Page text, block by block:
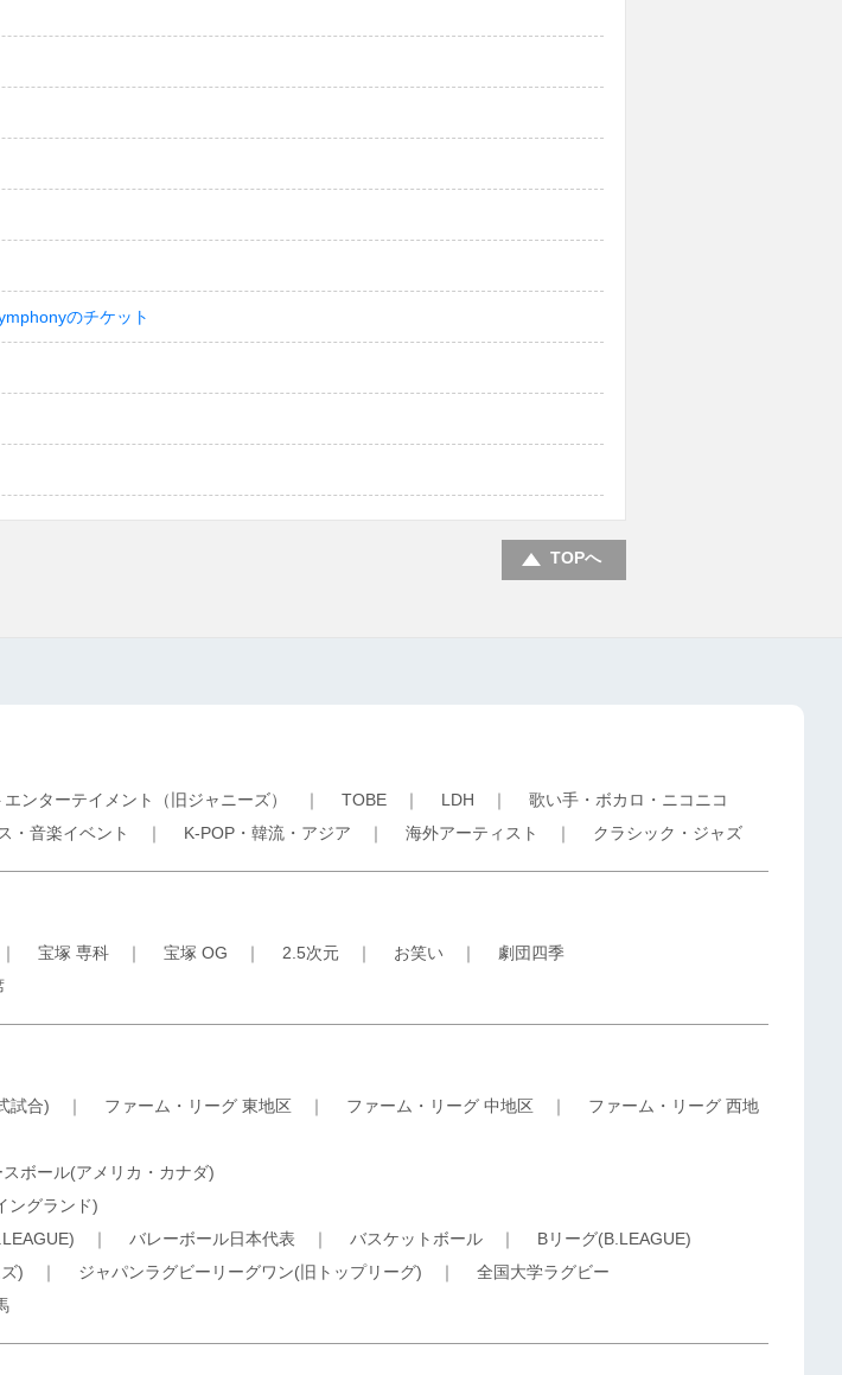
のチケット
TOPへ
エンターテイメント（旧ジャニーズ） ｜ TOBE ｜ LDH ｜ 歌い手・ボカロ・ニコニコ
・音楽イベント ｜ K-POP・韓流・アジア ｜ 海外アーティスト ｜ クラシック・ジャズ
宝塚 専科 ｜ 宝塚 OG ｜ 2.5次元 ｜ お笑い ｜ 劇団四季
試合) ｜ ファーム・リーグ 東地区 ｜ ファーム・リーグ 中地区 ｜ ファーム・リーグ 西地
ボール(アメリカ・カナダ)
ングランド)
｜ バレーボール日本代表 ｜ バスケットボール ｜ Bリーグ(B.LEAGUE)
) ｜ ジャパンラグビーリーグワン(旧トップリーグ) ｜ 全国大学ラグビー